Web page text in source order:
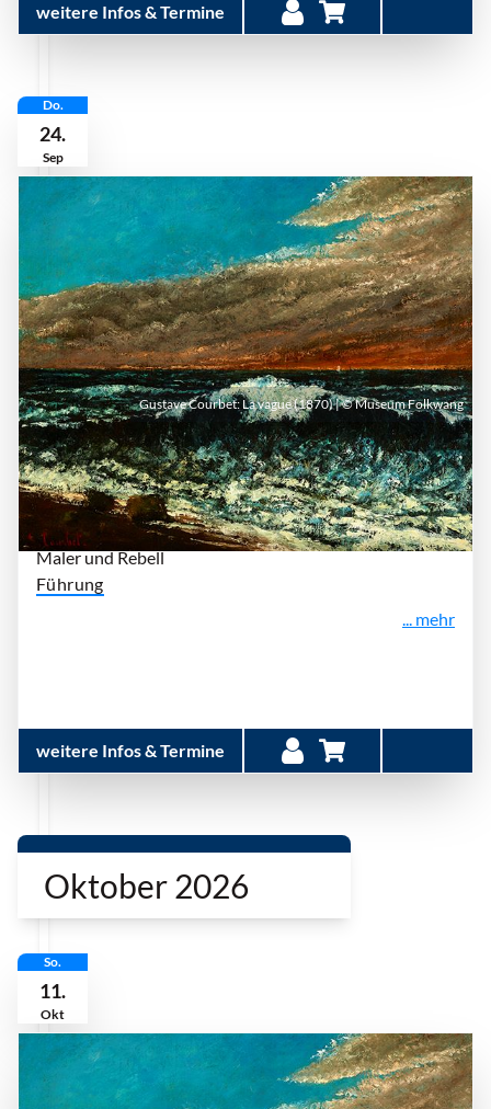
weitere Infos & Termine
Do.
24.
Sep
Donnerstag, 24. September 2026 | 17:30 Uhr -
18:30 Uhr| Museum Folkwang Essen
Ich, Gustave Courbet
Maler und Rebell
Führung
... mehr
weitere Infos & Termine
Gustave Courbet: La vague (1870) | © Museum Folkwang
Oktober 2026
So.
11.
Okt